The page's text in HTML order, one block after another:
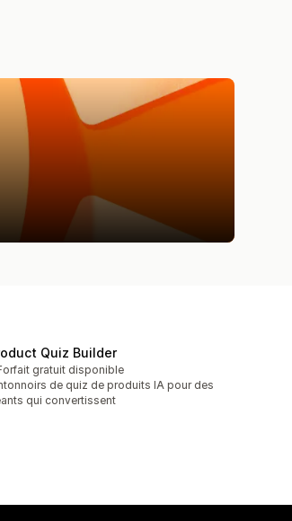
Quiz Builder
5
gratuit disponible
de quiz de produits IA pour des
qui convertissent